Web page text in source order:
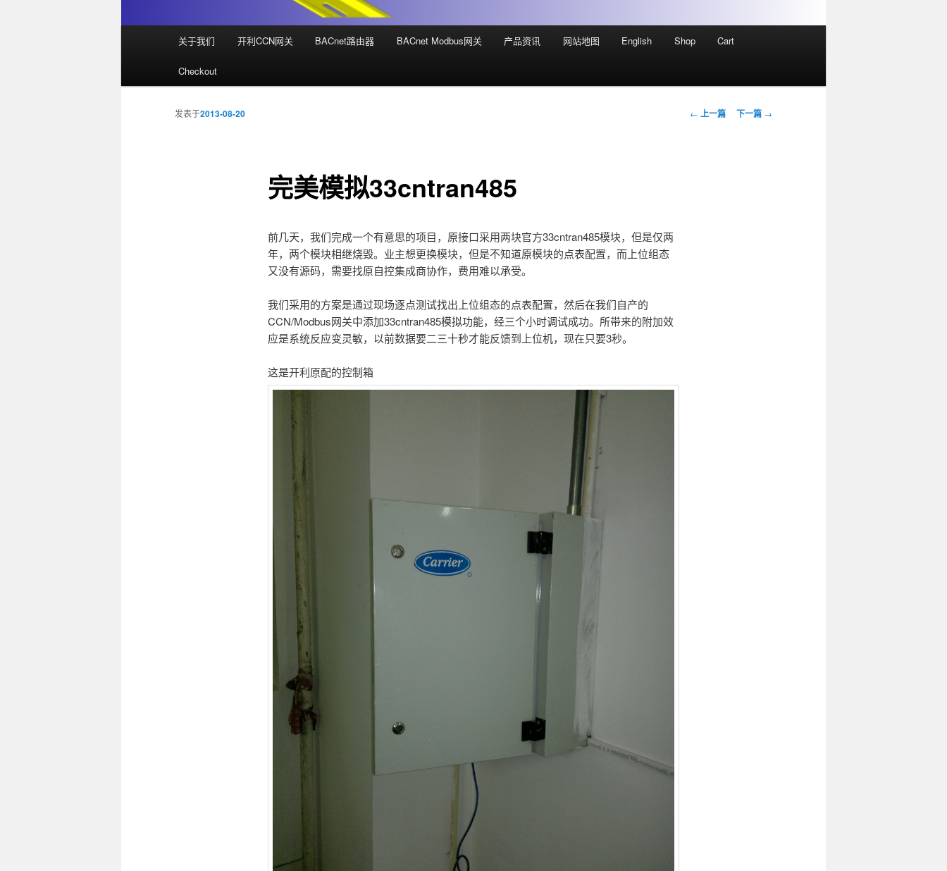
关于我们 开利CCN网关 BACnet路由器 BACnet Modbus网关 产品资讯 网站地图 English Shop Cart
Checkout
文
← 上一篇 下一篇 →
完美模拟33cntran485
发表于2013-08-20
前几天，我们完成一个有意思的项目，原接口采用两块官方33cntran485模块，但是仅两
年，两个模块相继烧毁。业主想更换模块，但是不知道原模块的点表配置，而上位组态
又没有源码，需要找原自控集成商协作，费用难以承受。
我们采用的方案是通过现场逐点测试找出上位组态的点表配置，然后在我们自产的
CCN/Modbus网关中添加33cntran485模拟功能，经三个小时调试成功。所带来的附加效
应是系统反应变灵敏，以前数据要二三十秒才能反馈到上位机，现在只要3秒。
这是开利原配的控制箱